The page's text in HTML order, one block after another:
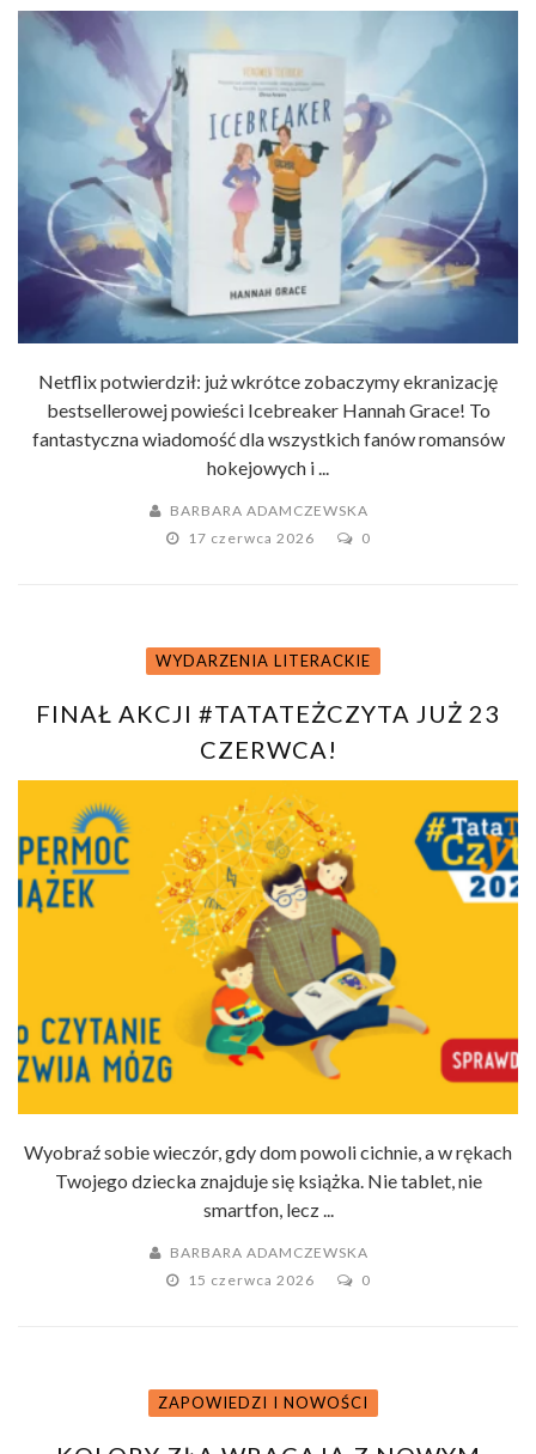
Netflix potwierdził: już wkrótce zobaczymy ekranizację
bestsellerowej powieści Icebreaker Hannah Grace! To
fantastyczna wiadomość dla wszystkich fanów romansów
hokejowych i ...
BARBARA ADAMCZEWSKA
17 czerwca 2026
0
WYDARZENIA LITERACKIE
FINAŁ AKCJI #TATATEŻCZYTA JUŻ 23
CZERWCA!
Wyobraź sobie wieczór, gdy dom powoli cichnie, a w rękach
Twojego dziecka znajduje się książka. Nie tablet, nie
smartfon, lecz ...
BARBARA ADAMCZEWSKA
15 czerwca 2026
0
ZAPOWIEDZI I NOWOŚCI